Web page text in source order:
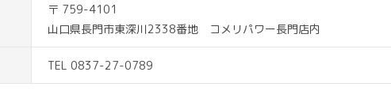
〒 759-4101
山口県長門市東深川2338番地 コメリパワー長門店内
TEL 0837-27-0789